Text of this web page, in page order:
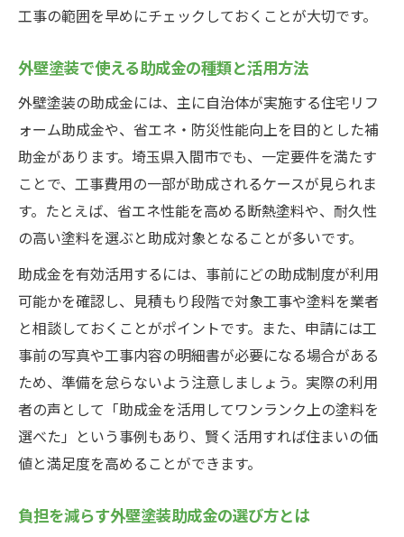
工事の範囲を早めにチェックしておくことが大切です。
外壁塗装で使える助成金の種類と活用方法
外壁塗装の助成金には、主に自治体が実施する住宅リフ
ォーム助成金や、省エネ・防災性能向上を目的とした補
助金があります。埼玉県入間市でも、一定要件を満たす
ことで、工事費用の一部が助成されるケースが見られま
す。たとえば、省エネ性能を高める断熱塗料や、耐久性
の高い塗料を選ぶと助成対象となることが多いです。
助成金を有効活用するには、事前にどの助成制度が利用
可能かを確認し、見積もり段階で対象工事や塗料を業者
と相談しておくことがポイントです。また、申請には工
事前の写真や工事内容の明細書が必要になる場合がある
ため、準備を怠らないよう注意しましょう。実際の利用
者の声として「助成金を活用してワンランク上の塗料を
選べた」という事例もあり、賢く活用すれば住まいの価
値と満足度を高めることができます。
負担を減らす外壁塗装助成金の選び方とは